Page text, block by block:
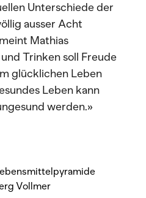
Unterschiede der
ausser Acht
Mathias
Trinken soll Freude
glücklichen Leben
Leben kann
werden.»